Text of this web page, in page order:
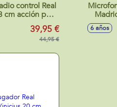
control Real
cm acción pull
39,95 €
44,95 €
6 años